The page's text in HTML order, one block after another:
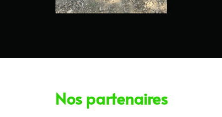
Nos partenaires